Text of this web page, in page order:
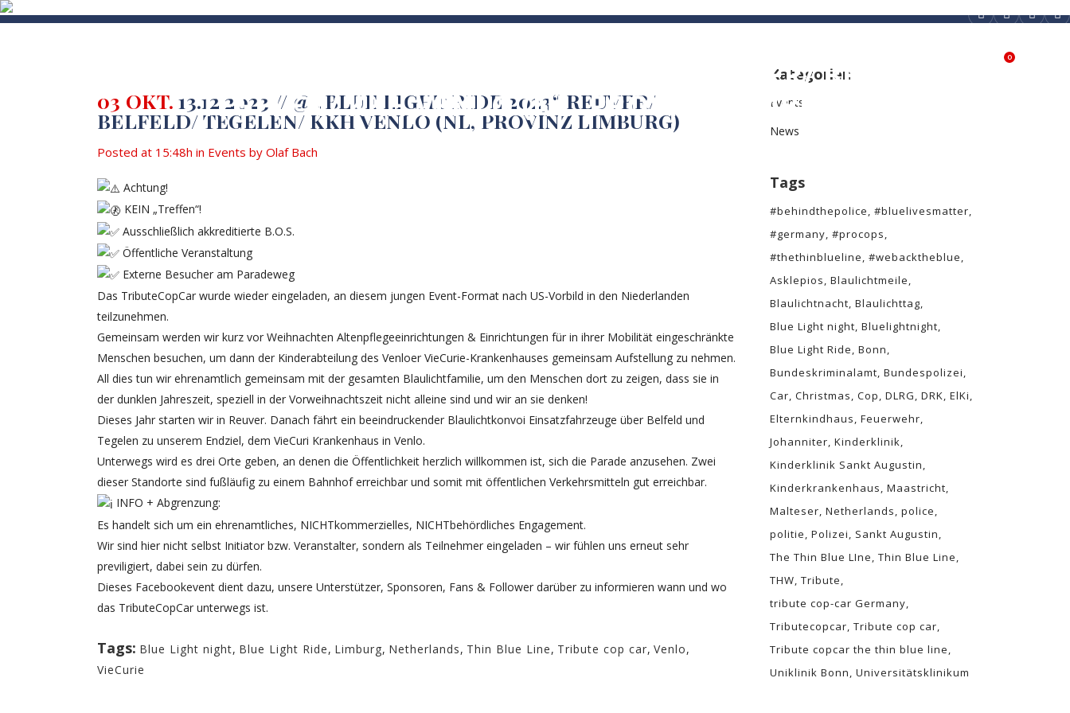
0
PARTNER & SPONSOREN
13.12.2023 // @ „BLUE LIGHT RIDE 2023“ REUVER/ BELFELD/
TEGELEN/ KKH VENLO (NL, PROVINZ LIMBURG)
03 OKT. 13.12.2023 // @ „BLUE LIGHT RIDE 2023“ REUVER/
BELFELD/ TEGELEN/ KKH VENLO (NL, PROVINZ LIMBURG)
Posted at 15:48h in Events by Olaf Bach
Achtung!
KEIN „Treffen“!
Ausschließlich akkreditierte B.O.S.
Öffentliche Veranstaltung
Externe Besucher am Paradeweg
Das TributeCopCar wurde wieder eingeladen, an diesem jungen Event-Format nach US-Vorbild in den Niederlanden
teilzunehmen.
Gemeinsam werden wir kurz vor Weihnachten Altenpflegeeinrichtungen & Einrichtungen für in ihrer Mobilität eingeschränkte
Menschen besuchen, um dann der Kinderabteilung des Venloer VieCurie-Krankenhauses gemeinsam Aufstellung zu nehmen.
All dies tun wir ehrenamtlich gemeinsam mit der gesamten Blaulichtfamilie, um den Menschen dort zu zeigen, dass sie in
der dunklen Jahreszeit, speziell in der Vorweihnachtszeit nicht alleine sind und wir an sie denken!
Dieses Jahr starten wir in Reuver. Danach fährt ein beeindruckender Blaulichtkonvoi Einsatzfahrzeuge über Belfeld und
Tegelen zu unserem Endziel, dem VieCuri Krankenhaus in Venlo.
Unterwegs wird es drei Orte geben, an denen die Öffentlichkeit herzlich willkommen ist, sich die Parade anzusehen. Zwei
dieser Standorte sind fußläufig zu einem Bahnhof erreichbar und somit mit öffentlichen Verkehrsmitteln gut erreichbar.
INFO + Abgrenzung:
Es handelt sich um ein ehrenamtliches, NICHTkommerzielles, NICHTbehördliches Engagement.
Wir sind hier nicht selbst Initiator bzw. Veranstalter, sondern als Teilnehmer eingeladen – wir fühlen uns erneut sehr
previligiert, dabei sein zu dürfen.
Dieses Facebookevent dient dazu, unsere Unterstützer, Sponsoren, Fans & Follower darüber zu informieren wann und wo
das TributeCopCar unterwegs ist.
Tags: Blue Light night, Blue Light Ride, Limburg, Netherlands, Thin Blue Line, Tribute cop car, Venlo,
VieCurie
Kategorien
Events
News
Tags
#behindthepolice #bluelivesmatter
#germany #procops
#thethinblueline #webacktheblue
Asklepios Blaulichtmeile
Blaulichtnacht Blaulichttag
Blue Light night Bluelightnight
Blue Light Ride Bonn
Bundeskriminalamt Bundespolizei
Car Christmas Cop DLRG DRK ElKi
Elternkindhaus Feuerwehr
Johanniter Kinderklinik
Kinderklinik Sankt Augustin
Kinderkrankenhaus Maastricht
Malteser Netherlands police
politie Polizei
Sankt Augustin
The Thin Blue LIne Thin Blue Line
THW Tribute
tribute cop-car Germany
Tributecopcar Tribute cop car
Tribute copcar the thin blue line
Uniklinik Bonn Universitätsklinikum